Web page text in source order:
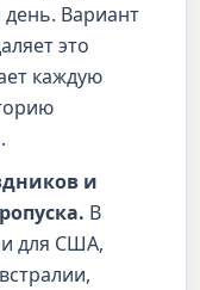
Вариант
это
каждую
и
В
для США,